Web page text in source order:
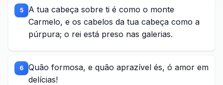
5
A tua cabeça sobre ti é como o monte
Carmelo, e os cabelos da tua cabeça como a
púrpura; o rei está preso nas galerias.
6
Quão formosa, e quão aprazível és, ó amor em
delícias!